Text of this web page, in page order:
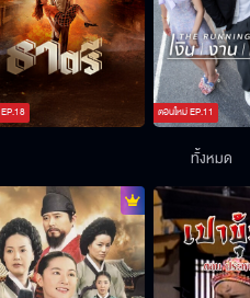
EP.18 ตอนใหม่EP.11
ทั้งหมด